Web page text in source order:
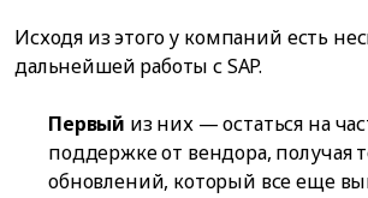
Исходя из этого у компаний есть
дальнейшей работы с SAP.
Первый из них — остаться на
поддержке от вендора,
обновлений, который все еще